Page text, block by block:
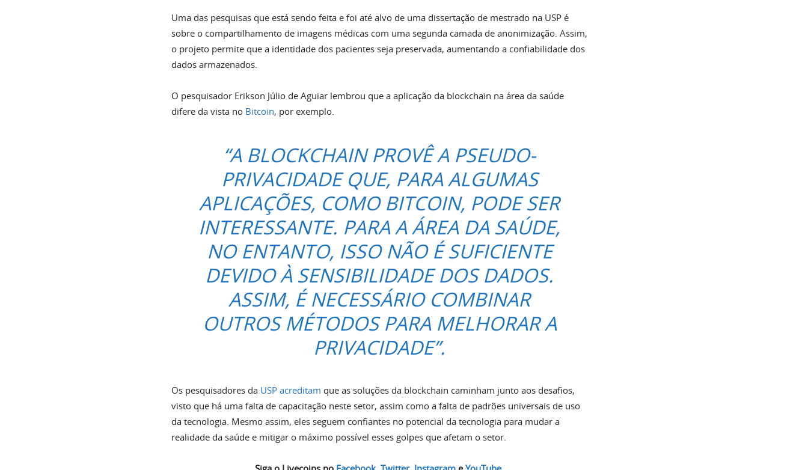
Uma das pesquisas que está sendo feita e foi até alvo de uma dissertação de mestrado na USP é
sobre o compartilhamento de imagens médicas com uma segunda camada de anonimização. Assim,
o projeto permite que a identidade dos pacientes seja preservada, aumentando a confiabilidade dos
dados armazenados.
O pesquisador Erikson Júlio de Aguiar lembrou que a aplicação da blockchain na área da saúde
difere da vista no Bitcoin, por exemplo.
“A BLOCKCHAIN PROVÊ A PSEUDO-
PRIVACIDADE QUE, PARA ALGUMAS
APLICAÇÕES, COMO BITCOIN, PODE SER
INTERESSANTE. PARA A ÁREA DA SAÚDE,
NO ENTANTO, ISSO NÃO É SUFICIENTE
DEVIDO À SENSIBILIDADE DOS DADOS.
ASSIM, É NECESSÁRIO COMBINAR
OUTROS MÉTODOS PARA MELHORAR A
PRIVACIDADE”.
Os pesquisadores da USP acreditam que as soluções da blockchain caminham junto aos desafios,
visto que há uma falta de capacitação neste setor, assim como a falta de padrões universais de uso
da tecnologia. Mesmo assim, eles seguem confiantes no potencial da tecnologia para mudar a
realidade da saúde e mitigar o máximo possível esses golpes que afetam o setor.